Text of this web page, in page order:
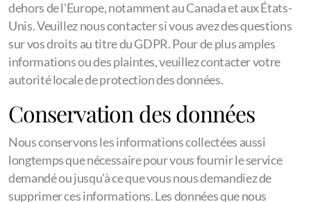
dehors de l'Europe, notamment au Canada et aux États-
Unis. Veuillez nous contacter si vous avez des questions
sur vos droits au titre du GDPR. Pour de plus amples
informations ou des plaintes, veuillez contacter votre
autorité locale de protection des données.
Conservation des données
Nous conservons les informations collectées aussi
longtemps que nécessaire pour vous fournir le service
demandé ou jusqu'à ce que vous nous demandiez de
supprimer ces informations. Les données que nous